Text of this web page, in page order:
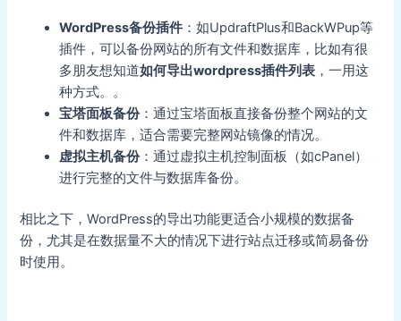
WordPress备份插件 ：如UpdraftPlus和BackWPup等
插件，可以备份网站的所有文件和数据库，比如有很
多朋友想知道如何导出wordpress插件列表 ，一用这
种方式。 。
宝塔面板备份：通过宝塔面板直接备份整个网站的文
件和数据库，适合需要完整网站镜像的情况。
虚拟主机备份：通过虚拟主机控制面板（如cPanel）
进行完整的文件与数据库备份。
相比之下，WordPress的导出功能更适合小规模的数据备
份，尤其是在数据量不大的情况下进行站点迁移或简易备份
时使用。